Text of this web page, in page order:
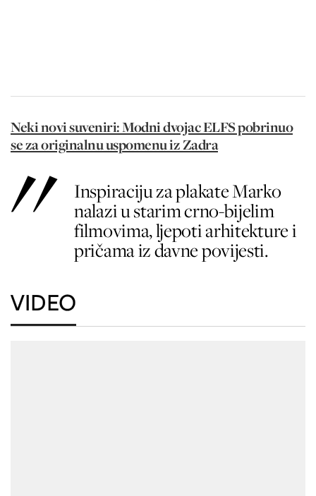
Neki novi suveniri: Modni dvojac ELFS pobrinuo
se za originalnu uspomenu iz Zadra
Inspiraciju za plakate Marko
nalazi u starim crno-bijelim
filmovima, ljepoti arhitekture i
pričama iz davne povijesti.
VIDEO